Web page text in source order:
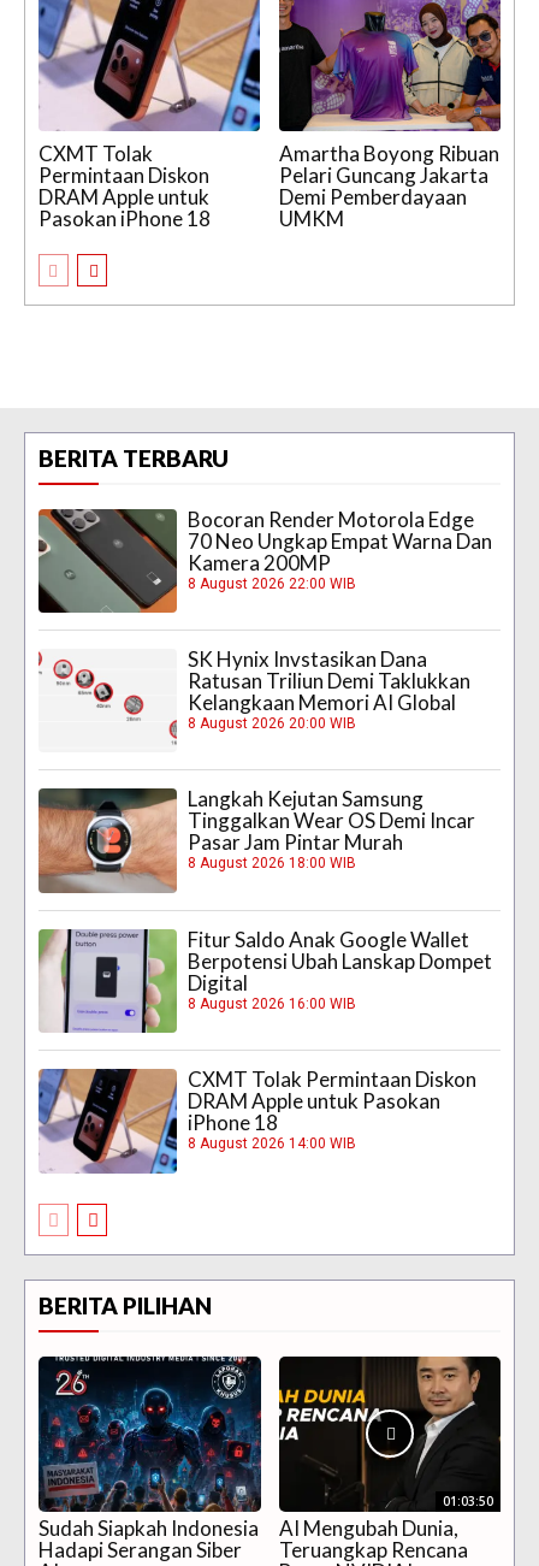
CXMT Tolak
Permintaan Diskon
DRAM Apple untuk
Pasokan iPhone 18
Amartha Boyong Ribuan
Pelari Guncang Jakarta
Demi Pemberdayaan
UMKM
BERITA TERBARU
Bocoran Render Motorola Edge
70 Neo Ungkap Empat Warna Dan
Kamera 200MP
8 August 2026 22:00 WIB
SK Hynix Invstasikan Dana
Ratusan Triliun Demi Taklukkan
Kelangkaan Memori AI Global
8 August 2026 20:00 WIB
Langkah Kejutan Samsung
Tinggalkan Wear OS Demi Incar
Pasar Jam Pintar Murah
8 August 2026 18:00 WIB
Fitur Saldo Anak Google Wallet
Berpotensi Ubah Lanskap Dompet
Digital
8 August 2026 16:00 WIB
CXMT Tolak Permintaan Diskon
DRAM Apple untuk Pasokan
iPhone 18
8 August 2026 14:00 WIB
BERITA PILIHAN
Sudah Siapkah Indonesia
Hadapi Serangan Siber
01:03:50
AI Mengubah Dunia,
Teruangkap Rencana